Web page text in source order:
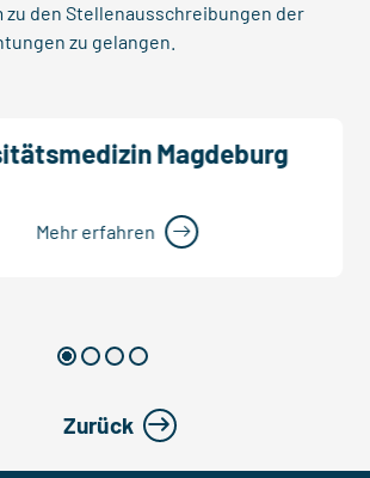
zu den Stellenausschreibungen der
zu gelangen.
Magdeburg
Mehr erfahren
Zurück